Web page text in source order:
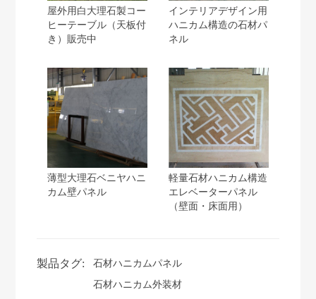
屋外用白大理石製コー
ヒーテーブル（天板付
き）販売中
インテリアデザイン用
ハニカム構造の石材パ
ネル
薄型大理石ベニヤハニ
カム壁パネル
軽量石材ハニカム構造
エレベーターパネル
（壁面・床面用）
製品タグ:
石材ハニカムパネル
石材ハニカム外装材